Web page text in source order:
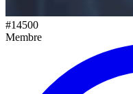
#14500
Membre